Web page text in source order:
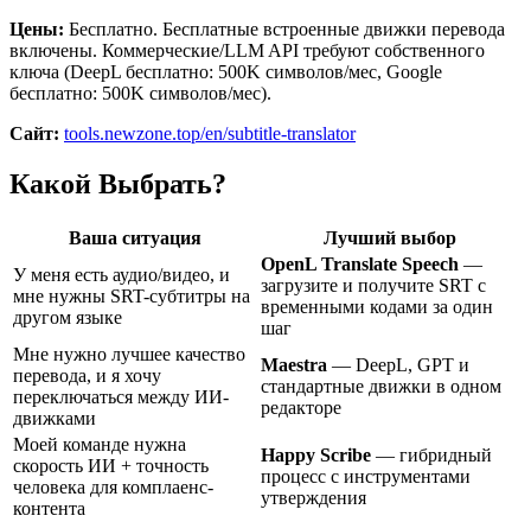
Цены: Бесплатно. Бесплатные встроенные движки перевода
включены. Коммерческие/LLM API требуют собственного
ключа (DeepL бесплатно: 500K символов/мес, Google
бесплатно: 500K символов/мес).
Сайт: tools.newzone.top/en/subtitle-translator
Какой Выбрать?
Ваша ситуация
Лучший выбор
У меня есть аудио/видео, и
мне нужны SRT-субтитры на
другом языке
OpenL Translate Speech —
загрузите и получите SRT с
временными кодами за один
шаг
Мне нужно лучшее качество
перевода, и я хочу
переключаться между ИИ-
движками
Maestra — DeepL, GPT и
стандартные движки в одном
редакторе
Моей команде нужна
скорость ИИ + точность
человека для комплаенс-
контента
Happy Scribe — гибридный
процесс с инструментами
утверждения